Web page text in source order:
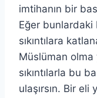
imtihanın bir
Eğer bunlardaki
sıkıntılara
Müslüman olma
sıkıntılarla bu
ulaşırsın. Bir